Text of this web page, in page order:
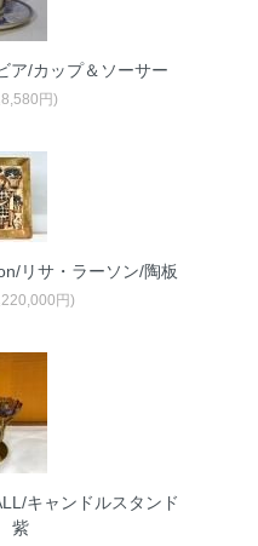
ア/カップ＆ソーサー
円)
リサ・ラーソン/陶板
円)
キャンドルスタンド
紫